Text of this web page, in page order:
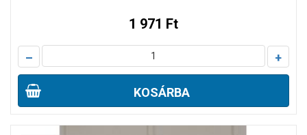
1 971 Ft
– +
KOSÁRBA